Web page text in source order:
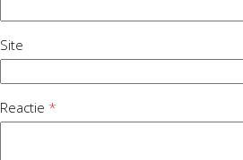
Site
Reactie *